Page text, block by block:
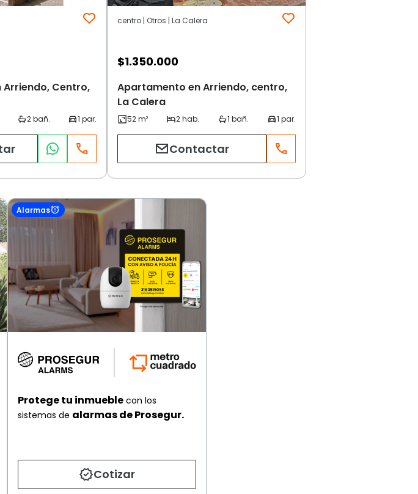
Centro,
centro | Otros | La Calera
$1.350.000
Apartamento en Arriendo, centro,
La Calera
Contactar
Alarmas
Protege tu inmueble con los
sistemas de alarmas de Prosegur.
Cotizar